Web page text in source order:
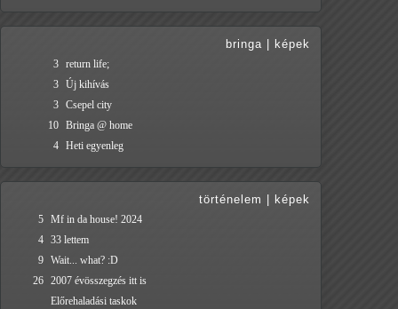
bringa képek
3 return life;
3 Új kihívás
3 Csepel city
10 Bringa @ home
4 Heti egyenleg
történelem képek
5 Mf in da house! 2024
4 33 lettem
9 Wait... what? :D
26 2007 évösszegzés itt is
Előrehaladási taskok